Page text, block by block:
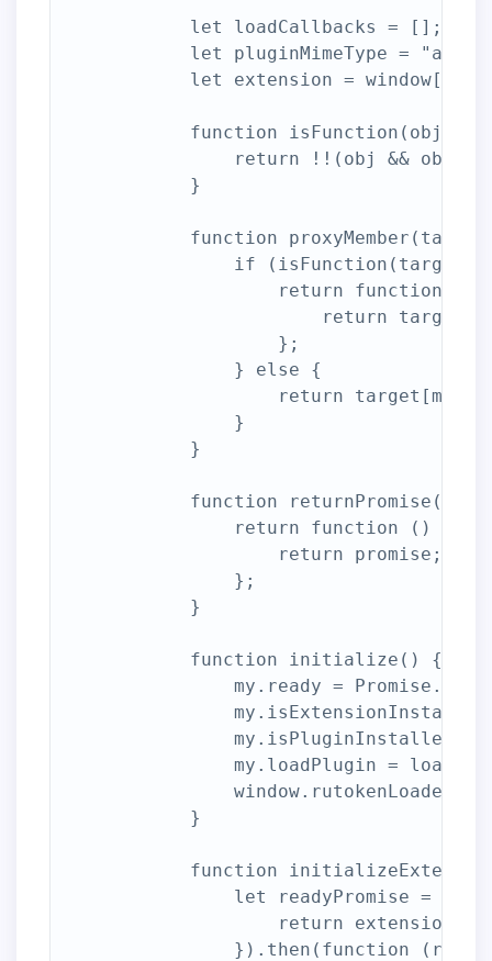
            let loadCallbacks = [];
let pluginMimeType =
let extension =
            function isFunction(obj) {
return !!(obj &&
            }
function
if
return function ()
return
                    };
                } else {
return
                }
            }
function
                return function () {
                    return promise;
                };
            }
            function initialize() {
my.ready =
my.isPluginInstalled =
my.loadPlugin =
window.rutokenLoaded =
            }
function
let readyPromise =
return
}).then(function